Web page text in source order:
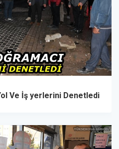
Ve İş yerlerini Denetledi